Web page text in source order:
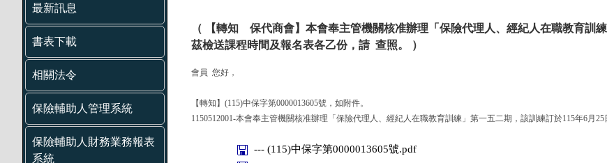
最新訊息
書表下載
相關法令
保險輔助人管理系統
保險輔助人財務業務報表
系統
（ 【轉知 保代商會】本會奉主管機關核准辦理「保險代理人、經紀人在職教育訓
茲檢送課程時間及報名表各乙份，請 查照。 ）
會員 您好，
【轉知】(115)中保字第0000013605號，如附件。
1150512001-本會奉主管機關核准辦理「保險代理人、經紀人在職教育訓練」第一五二期，該訓練訂於115年6月
--- (115)中保字第0000013605號.pdf